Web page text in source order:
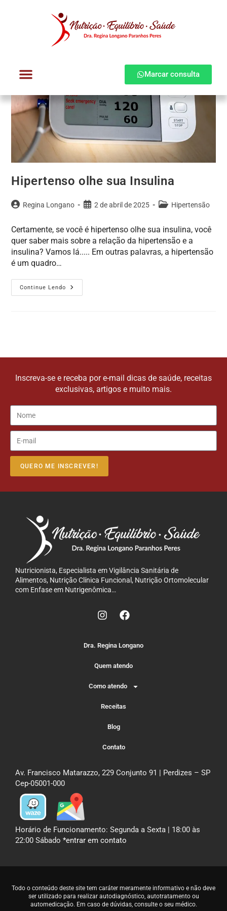
Marcar consulta
Hipertenso olhe sua Insulina
Regina Longano 2 de abril de 2025 Hipertensão
Certamente, se você é hipertenso olhe sua insulina, você
quer saber mais sobre a relação da hipertensão e a
insulina? Vamos lá..... Em outras palavras, a hipertensão
é um quadro…
Continue Lendo
Inscreva-se e receba por e-mail dicas de saúde, receitas
exclusivas, artigos e muito mais.
QUERO ME INSCREVER!
Nutricionista, Especialista em Vigilância Sanitária de
Alimentos, Nutrição Clínica Funcional, Nutrição Ortomolecular
com Enfase em Nutrigenômica…
Dra. Regina Longano
Quem atendo
Como atendo
Receitas
Blog
Contato
Av. Francisco Matarazzo, 229 Conjunto 91 | Perdizes – SP
Cep-05001-000
Horário de Funcionamento: Segunda a Sexta | 18:00 às
22:00 Sábado *entrar em contato
Todo o conteúdo deste site tem caráter meramente informativo e não deve
ser utilizado para realizar autodiagnóstico, autotratamento ou
automedicação. Em caso de dúvidas, consulte o seu médico.